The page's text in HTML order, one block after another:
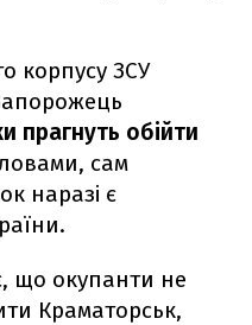
корпусу ЗСУ
прагнуть обійти
сам
наразі є
що окупанти не
Краматорськ,